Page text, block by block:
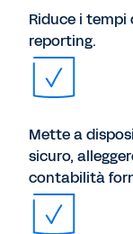
Riduce i tempi
reporting.
Mette a
sicuro,
contabilità